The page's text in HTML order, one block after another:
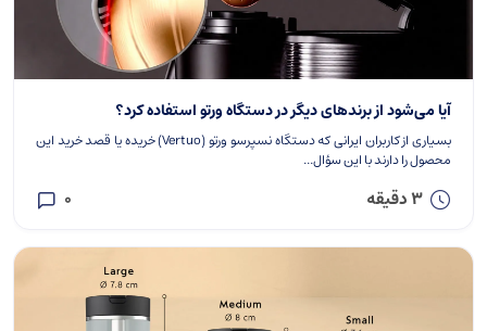
آیا می‌شود از برندهای دیگر در دستگاه ورتو استفاده کرد؟
بسیاری از کاربران ایرانی که دستگاه نسپرسو ورتو (Vertuo) خریده‌ یا قصد خرید این
محصول را دارند با این سؤال...
3 دقیقه 0